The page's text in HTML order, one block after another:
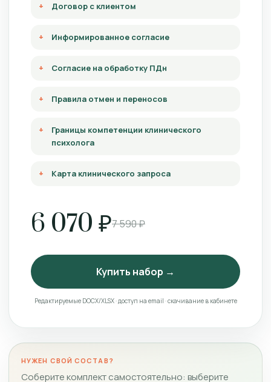
Договор с клиентом
Информированное согласие
Согласие на обработку ПДн
Правила отмен и переносов
Границы компетенции клинического
психолога
Карта клинического запроса
6 070 ₽7 590 ₽
Купить набор →
Редактируемые DOCX/XLSX · доступ на email · скачивание в кабинете
НУЖЕН СВОЙ СОСТАВ?
Соберите комплект самостоятельно: выберите